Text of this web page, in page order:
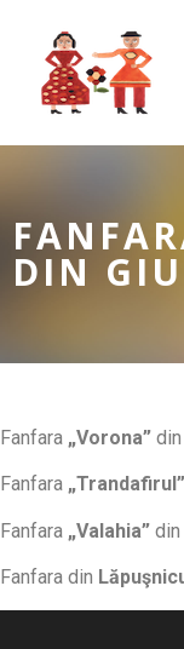
DIN
Fanfara „Vorona”
Fanfara „Trandafirul”
Fanfara „Valahia” din
Fanfara din